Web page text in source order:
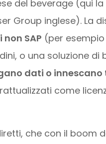
del beverage (qui la
Group inglese). La
SAP (per
o una soluzione di
dati o innescano
come
che con il boom